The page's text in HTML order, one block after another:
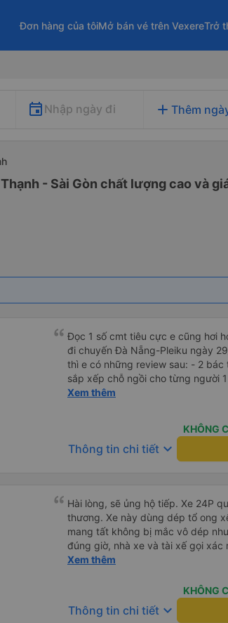
Đơn hàng của tôiMở bán vé trên VexereTrở
Nhập ngày đi add Thêm
- Sài Gòn chất lượng cao và
Đọc 1 số cmt tiêu cực e cũng hơi
đi chuyến Đà Nẵng-Pleiku ngày
thì e có những review sau: - 2 bác
sắp xếp chỗ ngồi cho từng người 1 - A phụ xe dui tính, chắc
cùng tần số nên nói câu nào là
nên cũng k đòi hỏi gì nhìu hơn.
dừng lại để đi vệ sinh.
Xem thêm
KHÔNG
Thông tin chi tiết keyboard_arrow_down
Hài lòng, sẽ ủng hộ tiếp. Xe 24P
thương. Xe này dùng dép tổ ong
mang tất không bị mắc vô dép
đúng giờ, nhà xe và tài xế gọi xác
trong buổi sáng ngày đi. Gần tới
Dak Doa đón trả đúng nơi. Thấy
nhưng xe mình đi nằm giường số
thấy tài xế hút thuốc. Nói chung là
Xem thêm
KHÔNG
Thông tin chi tiết keyboard_arrow_down